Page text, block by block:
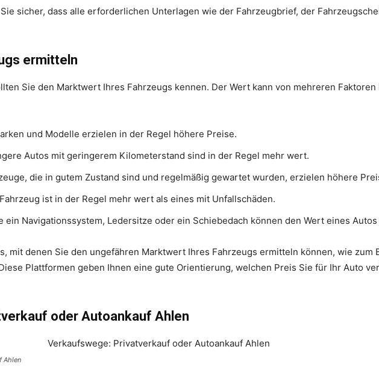
sicher, dass alle erforderlichen Unterlagen wie der Fahrzeugbrief, der
ermitteln
Sie den Marktwert Ihres Fahrzeugs kennen. Der Wert kann von mehreren
und Modelle erzielen in der Regel höhere Preise.
Autos mit geringerem Kilometerstand sind in der Regel mehr wert.
die in gutem Zustand sind und regelmäßig gewartet wurden, erzielen höhere
ist in der Regel mehr wert als eines mit Unfallschäden.
ein Navigationssystem, Ledersitze oder ein Schiebedach können den Wert eines
mit denen Sie den ungefähren Marktwert Ihres Fahrzeugs ermitteln können, wie zum
Plattformen geben Ihnen eine gute Orientierung, welchen Preis Sie für Ihr Auto
oder Autoankauf Ahlen
Ahlen